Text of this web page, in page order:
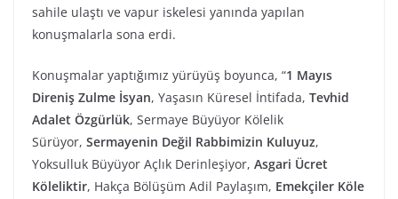
sahile ulaştı ve vapur iskelesi yanında yapılan
konuşmalarla sona erdi.
Konuşmalar yaptığımız yürüyüş boyunca, “1 Mayıs
Direniş Zulme İsyan, Yaşasın Küresel İntifada, Tevhid
Adalet Özgürlük, Sermaye Büyüyor Kölelik
Sürüyor, Sermayenin Değil Rabbimizin Kuluyuz,
Yoksulluk Büyüyor Açlık Derinleşiyor, Asgari Ücret
Köleliktir, Hakça Bölüşüm Adil Paylaşım, Emekçiler Köle